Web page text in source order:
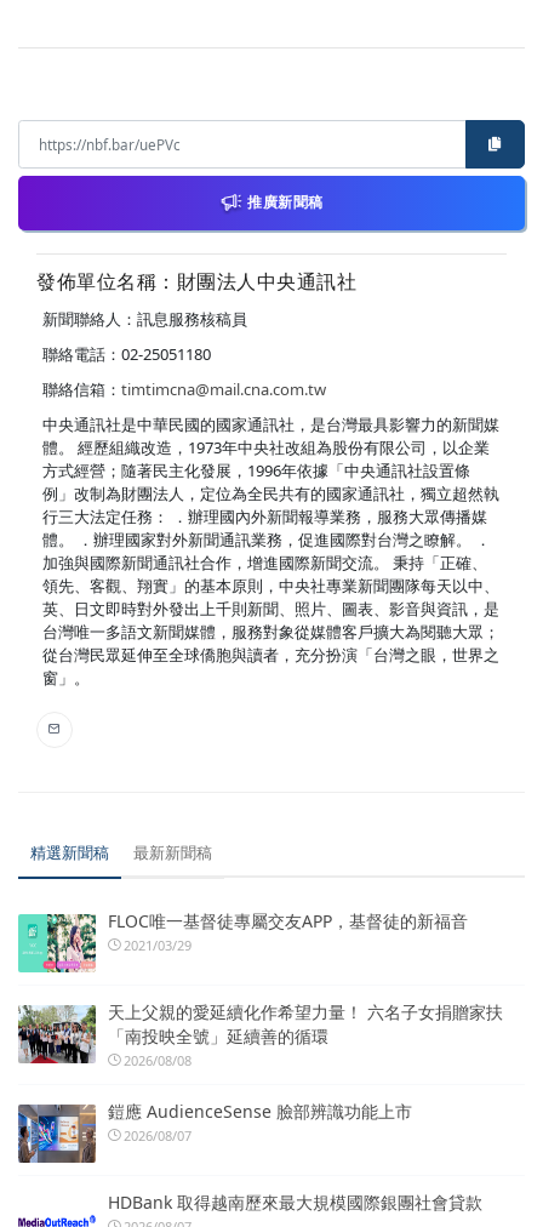
推廣新聞稿
發佈單位名稱：財團法人中央通訊社
新聞聯絡人：訊息服務核稿員
聯絡電話：02-25051180
聯絡信箱： timtimcna@mail.cna.com.tw
中央通訊社是中華民國的國家通訊社，是台灣最具影響力的新聞媒
體。 經歷組織改造，1973年中央社改組為股份有限公司，以企業
方式經營；隨著民主化發展，1996年依據「中央通訊社設置條
例」改制為財團法人，定位為全民共有的國家通訊社，獨立超然執
行三大法定任務： ．辦理國內外新聞報導業務，服務大眾傳播媒
體。 ．辦理國家對外新聞通訊業務，促進國際對台灣之瞭解。 ．
加強與國際新聞通訊社合作，增進國際新聞交流。 秉持「正確、
領先、客觀、翔實」的基本原則，中央社專業新聞團隊每天以中、
英、日文即時對外發出上千則新聞、照片、圖表、影音與資訊，是
台灣唯一多語文新聞媒體，服務對象從媒體客戶擴大為閱聽大眾；
從台灣民眾延伸至全球僑胞與讀者，充分扮演「台灣之眼，世界之
窗」。
精選新聞稿 最新新聞稿
FLOC唯一基督徒專屬交友APP，基督徒的新福音
2021/03/29
天上父親的愛延續化作希望力量！ 六名子女捐贈家扶
「南投映全號」延續善的循環
2026/08/08
鎧應 AudienceSense 臉部辨識功能上市
2026/08/07
HDBank 取得越南歷來最大規模國際銀團社會貸款